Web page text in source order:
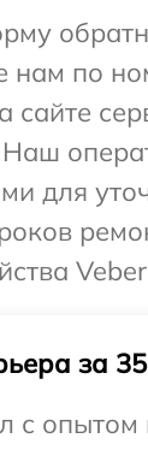
нам по
сайте
Наш
для
за
с опытом